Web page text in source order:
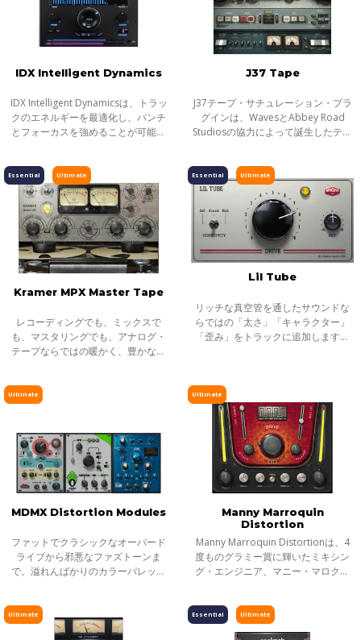
IDX Intelligent Dynamics
IDX Intelligent Dynamicsは、トラッ
クのエネルギーを最適化し、パンチ
とフォーカスを強めることが可能で
J37 Tape
J37テープ・サチュレーション・プラ
グインは、WavesとAbbey Road
Studiosの協力によって誕生したテー
ースの録音に使われてきた機械その
ものを正確
Ultimate
Essential
Kramer MPX Master Tape
レコーディングでも、ミックスで
も、マスタリングでも、アナログ・
テープならではの暖かく、豊かなサ
最適なプラグインです。 開発のパー
Ultimate
Essential
Lil Tube
リッチな真空管を通したサウンドな
らではの「太さ」「キャラクター」
「歪み」をトラックに追加します。
Ultimate
MDMX Distortion Modules
ファットでクラシックなオーバード
ライブから邪悪なファズトーンま
で。溢れんばかりのカラーパレット
ミュージシャンのお気に入りエフェ
クトをリ
Ultimate
Manny Marroquin
Distortion
Manny Marroquin Distortionは、4
度ものグラミー賞に輝いたミキシン
グ・エンジニア、マニー・マロクィ
Ultimate Ultimate
Essential